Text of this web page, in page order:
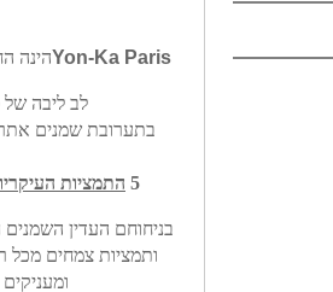
Yon-Ka Parisהינה
לב ליבה
בתערובת שמנים
5 התמציות
בניחוחם העדין
ותמציות צמחים מכל
ומעניקים